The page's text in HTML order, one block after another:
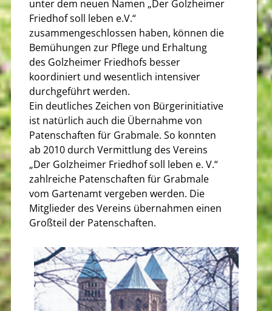
unter dem neuen Namen „Der Golzheimer
Friedhof soll leben e.V.“
zusammengeschlossen haben, können die
Bemühungen zur Pflege und Erhaltung
des Golzheimer Friedhofs besser
koordiniert und wesentlich intensiver
durchgeführt werden.
Ein deutliches Zeichen von Bürgerinitiative
ist natürlich auch die Übernahme von
Patenschaften für Grabmale. So konnten
ab 2010 durch Vermittlung des Vereins
„Der Golzheimer Friedhof soll leben e. V.“
zahlreiche Patenschaften für Grabmale
vom Gartenamt vergeben werden. Die
Mitglieder des Vereins übernahmen einen
Großteil der Patenschaften.